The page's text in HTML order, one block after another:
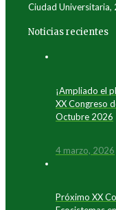
Ciudad Universitaria,
Noticias recientes
¡Ampliado el
XX Congreso
Octubre 2026
4 marzo, 2026
Próximo XX